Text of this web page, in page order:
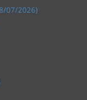
07/2026)